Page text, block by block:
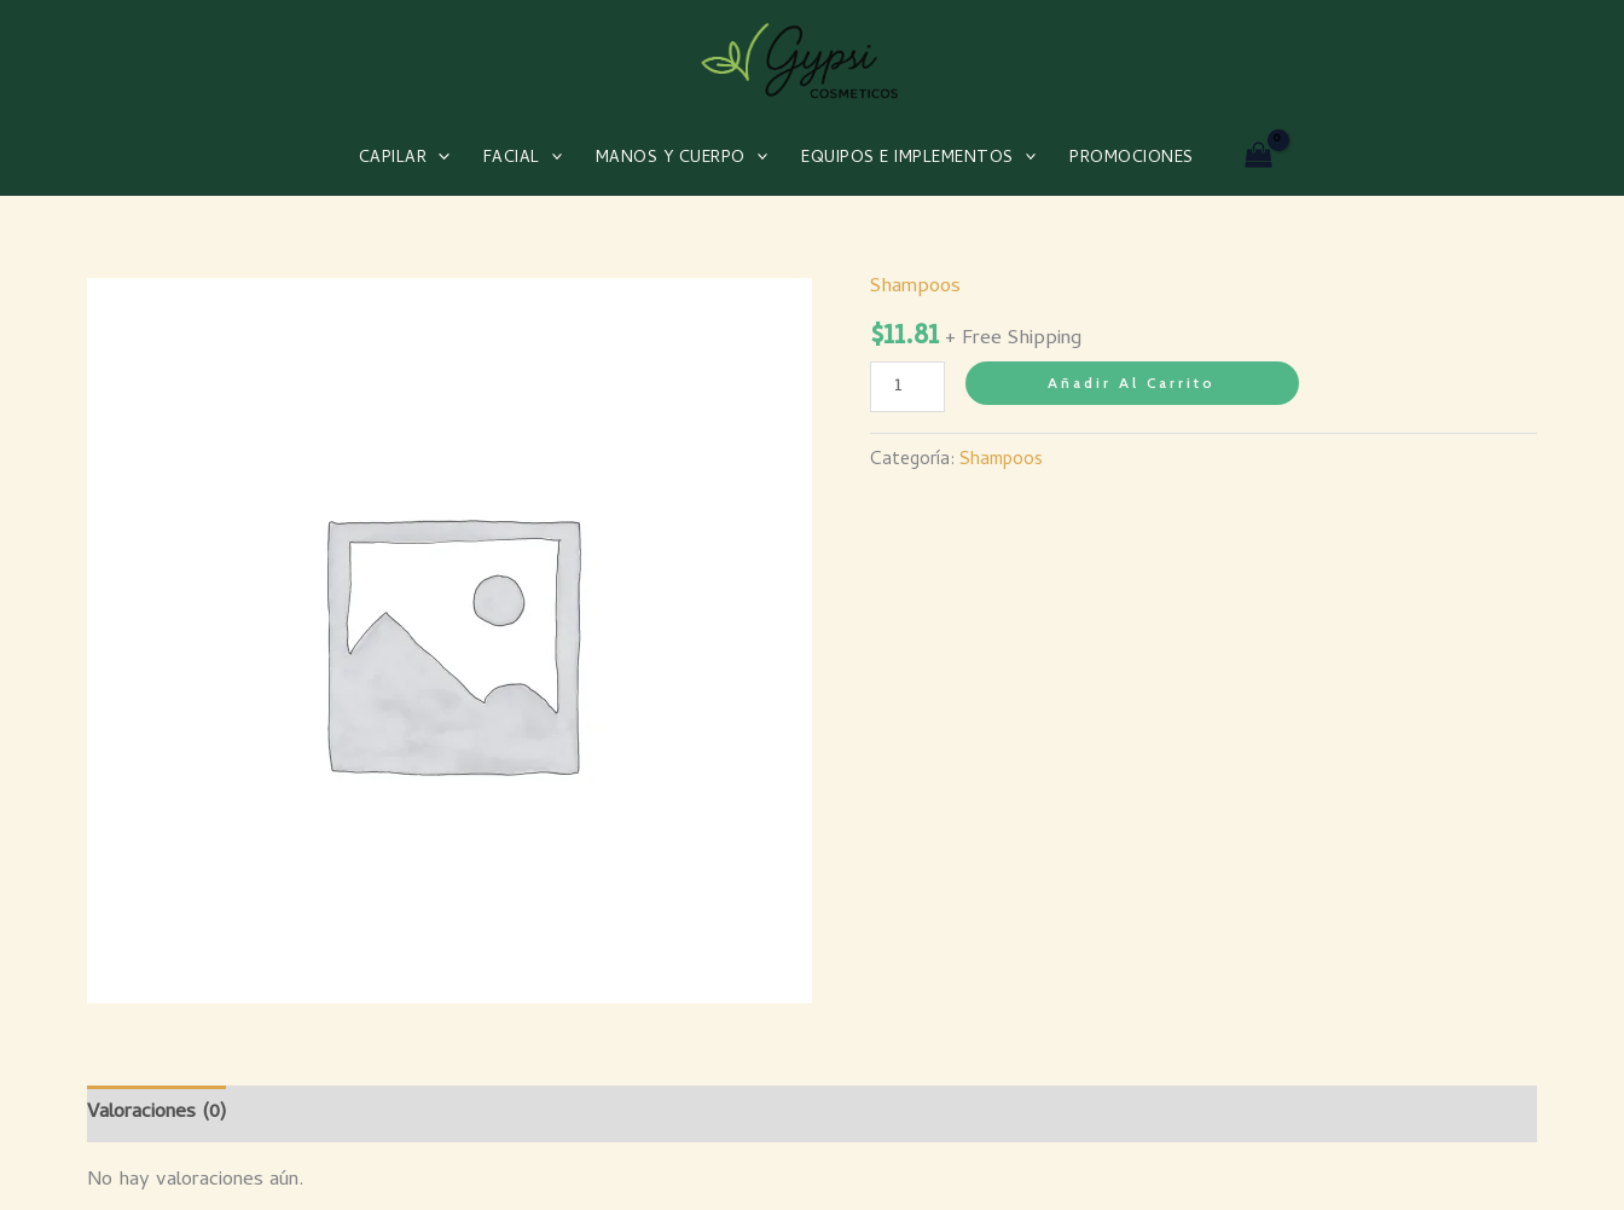
CAPILAR FACIAL MANOS Y CUERPO EQUIPOS E IMPLEMENTOS PROMOCIONES
Shampoos
$11.81 + Free Shipping
Shampoo
Eco
Collagen
Essential
Galon
cantidad
Añadir Al Carrito
Categoría: Shampoos
Valoraciones (0)
No hay valoraciones aún.